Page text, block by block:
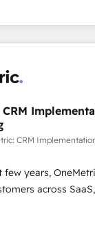
operating across
global
sales, and
Portugal), we
boost
impact. 🌍 Highlights •
since 2012 •
• 150+
in 30+ industries
integrations •
Portuguese & Italian 👉
CRM
few years,
across
estate, and other
certified experts,